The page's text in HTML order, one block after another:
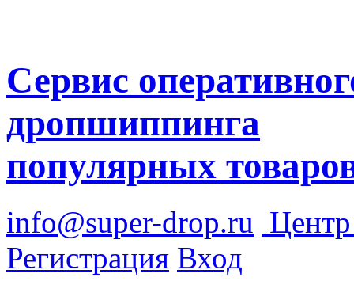
Сервис
дропшиппинга
популярных
info@super-drop.ru
Регистрация Вход